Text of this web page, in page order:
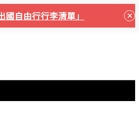
國自由行行李清單」 ×